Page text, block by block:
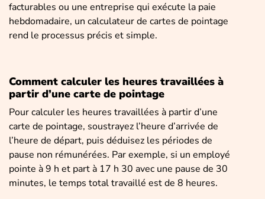
facturables ou une entreprise qui exécute la paie
hebdomadaire, un calculateur de cartes de pointage
rend le processus précis et simple.
Comment calculer les heures travaillées à
partir d’une carte de pointage
Pour calculer les heures travaillées à partir d’une
carte de pointage, soustrayez l’heure d’arrivée de
l’heure de départ, puis déduisez les périodes de
pause non rémunérées. Par exemple, si un employé
pointe à 9 h et part à 17 h 30 avec une pause de 30
minutes, le temps total travaillé est de 8 heures.